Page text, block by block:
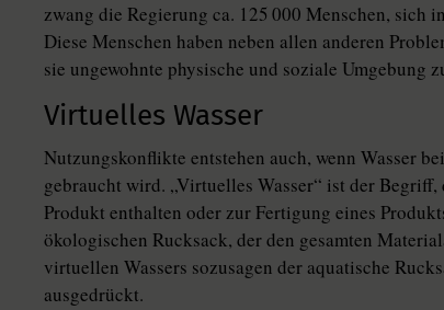
zwang die Regierung ca. 125 000 Menschen, sich
Diese Menschen haben neben allen anderen
sie ungewohnte physische und soziale Umgebung
Virtuelles Wasser
Nutzungskonflikte entstehen auch, wenn Wasser
gebraucht wird. „Virtuelles Wasser“ ist der
Produkt enthalten oder zur Fertigung eines
ökologischen Rucksack, der den gesamten
virtuellen Wassers sozusagen der aquatische
ausgedrückt.